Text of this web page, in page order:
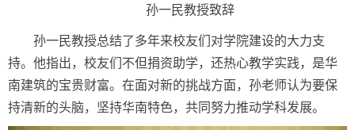
孙一民教授致辞
孙一民教授总结了多年来校友们对学院建设的大力支
持。他指出，校友们不但捐资助学，还热心教学实践，是华
南建筑的宝贵财富。在面对新的挑战方面，孙老师认为要保
持清新的头脑，坚持华南特色，共同努力推动学科发展。